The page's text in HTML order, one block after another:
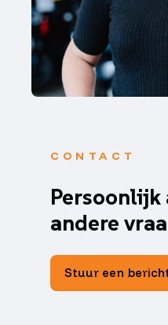
CONTACT
Persoonlijk
andere
Stuur een